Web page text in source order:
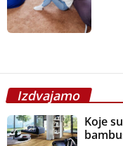
Izdvajamo
Koje